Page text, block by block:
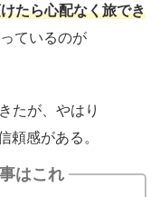
たら心配なく旅でき
ているのが
たが、やはり
頼感がある。
はこれ